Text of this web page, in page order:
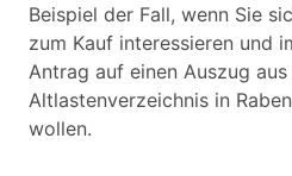
Beispiel der Fall, wenn Sie
zum Kauf interessieren und
Antrag auf einen Auszug aus
Altlastenverzeichnis in
wollen.